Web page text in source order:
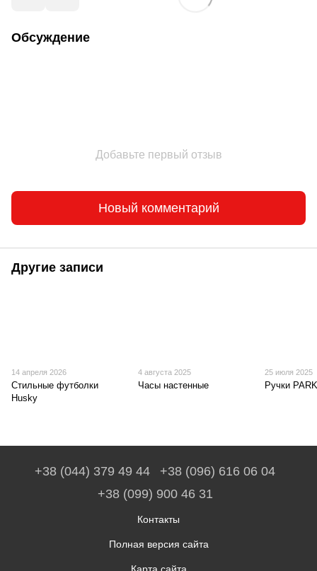
Обсуждение
Добавьте первый отзыв
Новый комментарий
Другие записи
14 апреля 2026
Стильные футболки
Husky
4 августа 2025
Часы настенные
25 июля 2025
Ручки
+38 (044) 379 49 44
+38 (096) 616 06 04
+38 (099) 900 46 31
Контакты
Полная версия сайта